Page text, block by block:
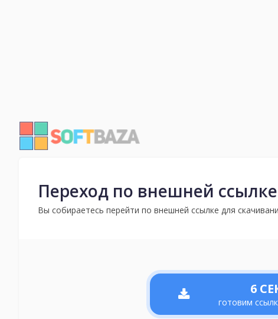
Переход по внешней ссылке
Вы собираетесь перейти по внешней ссылке для
6
готовим